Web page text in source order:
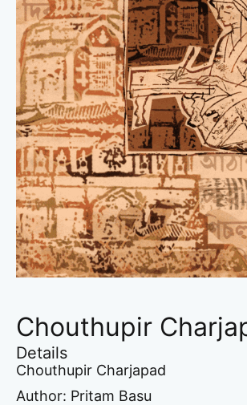
Chouthupir
Details
Chouthupir Charjapad
Author: Pritam Basu